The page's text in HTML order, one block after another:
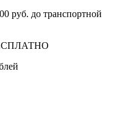
руб. до транспортной